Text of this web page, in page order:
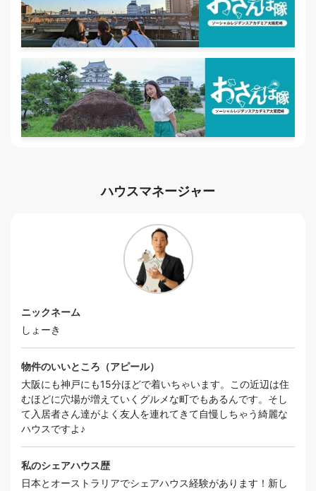
ハウスマネージャー
ニックネーム
しょーき
物件のいいところ（アピール）
大阪にも神戸にも15分ほどで着いちゃいます。この近辺は住
むほどに穴場が増えていくグルメな町でもあるんです。そし
て入居者さん達がよく友人を連れてきて自慢しちゃう綺麗な
ハウスですよ♪
私のシェアハウス歴
日本とオーストラリアでシェアハウス経験があります！新し